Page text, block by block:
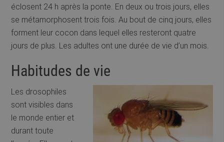
éclosent 24 h après la ponte. En deux ou trois jours, elles
se métamorphosent trois fois. Au bout de cinq jours, elles
forment leur cocon dans lequel elles resteront quatre
jours de plus. Les adultes ont une durée de vie d’un mois.
Habitudes de vie
Les drosophiles
sont visibles dans
le monde entier et
durant toute